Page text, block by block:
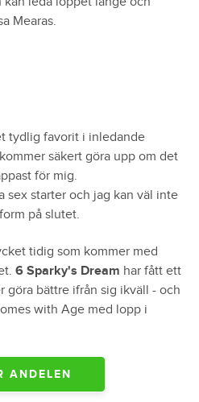
Mearas.
tydlig favorit i inledande
säkert göra upp om det
för mig.
sex starter och jag kan väl inte
på slutet.
tidig som kommer med
6 Sparky's Dream har fått ett
göra bättre ifrån sig ikväll - och
with Age med lopp i
ANDELEN